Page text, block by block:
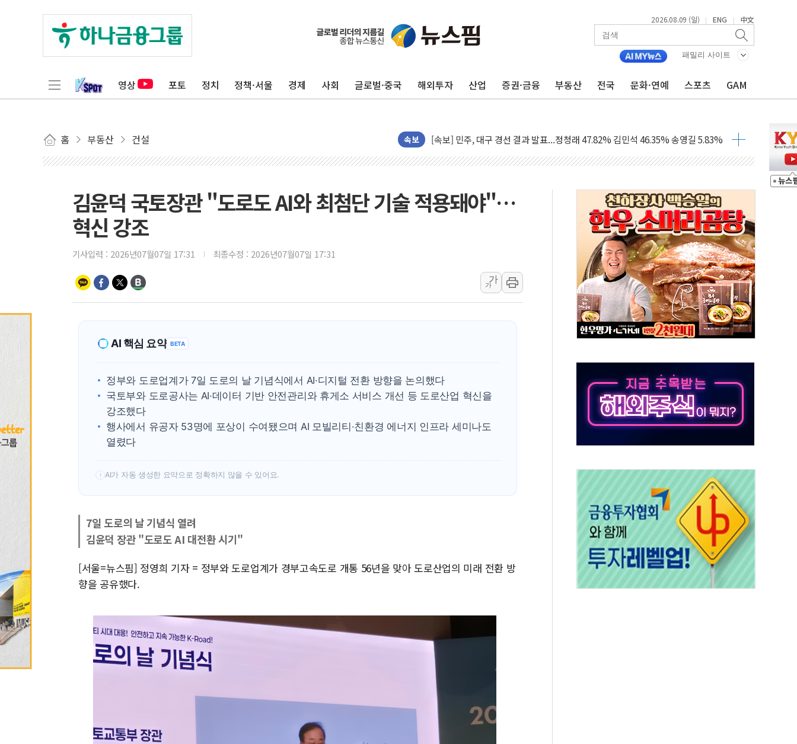
2026.08.09 (일) | ENG | 中文
패밀리 사이트
영상 포토 정치 정책·서울 경제 사회 글로벌·중국 해외투자 산업 증권·금융 부동산 전국 문화·연예 스포츠 GAM
홈 부동산 건설 속보
[종합] 김민석, 정청래에 누적 1.48%p 차 선두 유지...金 46.01% vs 鄭 44.53%
민주당 경북도당위원장에 오중기 당선...합산득표율 68.63%
김민석, 강원·대구·경북 경선서 정청래에 승리…金 48.54% vs 鄭 44.40%
[속보] 민주, 대구 경선 결과 발표...정청래 47.82% 김민석 46.35% 송영길 5.83%
[속보] 민주, 강원 경선 결과 발표...김민석 50.30% 정청래 41.94% 송영길 7.76%
최태원, 노소영에 9440억 지급 확정되나…재상고 앞두고 막판 셈법
하나금융, 명동 소상공인에 '행복상자' 전달
인천시 광복절 현수막 '태극기 거꾸로' 논란…이틀만에 철거
병무청, 보충역 전면 손질… 예술·체육요원 최대 33% 감축
홈플러스發 대형마트 판매, 역대 최대폭 감소한 9.4%↓…유통업계 양극화 심화
윤준병·이해민 의원, '정부 특사'로 콜롬비아 대통령 취임식 참석
'호우·산사태 주의보' 울진 시간당 30mm 강한 비...호우 피해 없어
여야, 황희 '버스 하우스' 공방…野 "청년 우롱 기괴" vs 與 "송구한 해프닝"
김윤덕 국토장관 "도로도 AI와 최첨단 기술 적용돼야"…
혁신 강조
기사입력 : 2026년07월07일 17:31 최종수정 : 2026년07월07일 17:31
가
가
AI 핵심 요약 BETA
정부와 도로업계가 7일 도로의 날 기념식에서 AI·디지털 전환 방향을 논의했다
국토부와 도로공사는 AI·데이터 기반 안전관리와 휴게소 서비스 개선 등 도로산업 혁신을
강조했다
행사에서 유공자 53명에 포상이 수여됐으며 AI 모빌리티·친환경 에너지 인프라 세미나도
열렸다
! AI가 자동 생성한 요약으로 정확하지 않을 수 있어요.
7일 도로의 날 기념식 열려
김윤덕 장관 "도로도 AI 대전환 시기"
[서울=뉴스핌] 정영희 기자 = 정부와 도로업계가 경부고속도로 개통 56년을 맞아 도로산업의 미래 전환 방
향을 공유했다.